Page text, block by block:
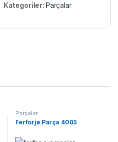
Kategoriler: Parçalar
Parçalar
Ferforje Parça 4005